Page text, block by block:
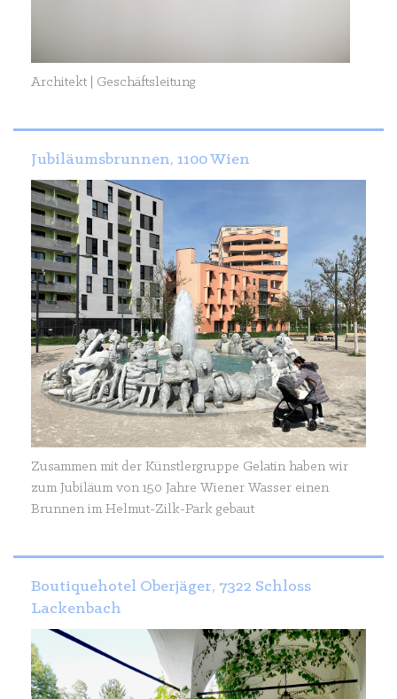
Architekt | Geschäftsleitung
Jubiläumsbrunnen, 1100 Wien
Zusammen mit der Künstlergruppe Gelatin haben wir
zum Jubiläum von 150 Jahre Wiener Wasser einen
Brunnen im Helmut-Zilk-Park gebaut
Boutiquehotel Oberjäger, 7322 Schloss
Lackenbach